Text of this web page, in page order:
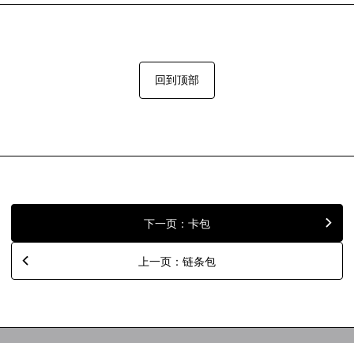
回到顶部
下一页：卡包
上一页：链条包